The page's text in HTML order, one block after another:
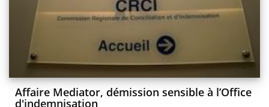
Affaire Mediator, démission sensible à l’Office
d'indemnisation